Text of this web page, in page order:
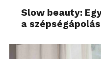
Slow beauty:
a